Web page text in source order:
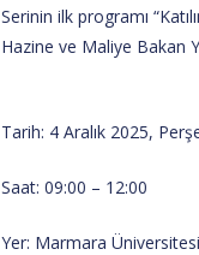
Serinin ilk programı
Hazine ve Maliye Bakan
Tarih: 4 Aralık 2025,
Saat: 09:00 – 12:00
Yer: Marmara